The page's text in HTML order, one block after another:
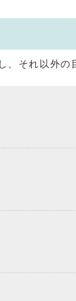
それ以外の